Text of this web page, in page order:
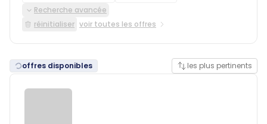
Recherche avancée
réinitialiser voir toutes les offres
offres disponibles les plus pertinents